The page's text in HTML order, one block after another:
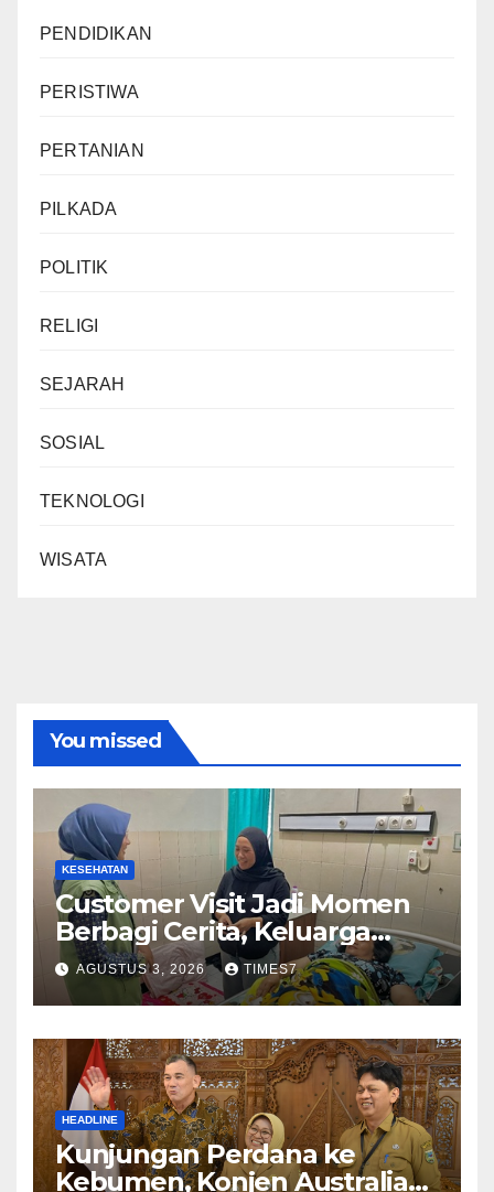
PENDIDIKAN
PERISTIWA
PERTANIAN
PILKADA
POLITIK
RELIGI
SEJARAH
SOSIAL
TEKNOLOGI
WISATA
You missed
KESEHATAN
Customer Visit Jadi Momen
Berbagi Cerita, Keluarga
Nurhayati Rasakan Manfaat
NyataProgram JKN
AGUSTUS 3, 2026 TIMES7
HEADLINE
Kunjungan Perdana ke
Kebumen, Konjen Australia